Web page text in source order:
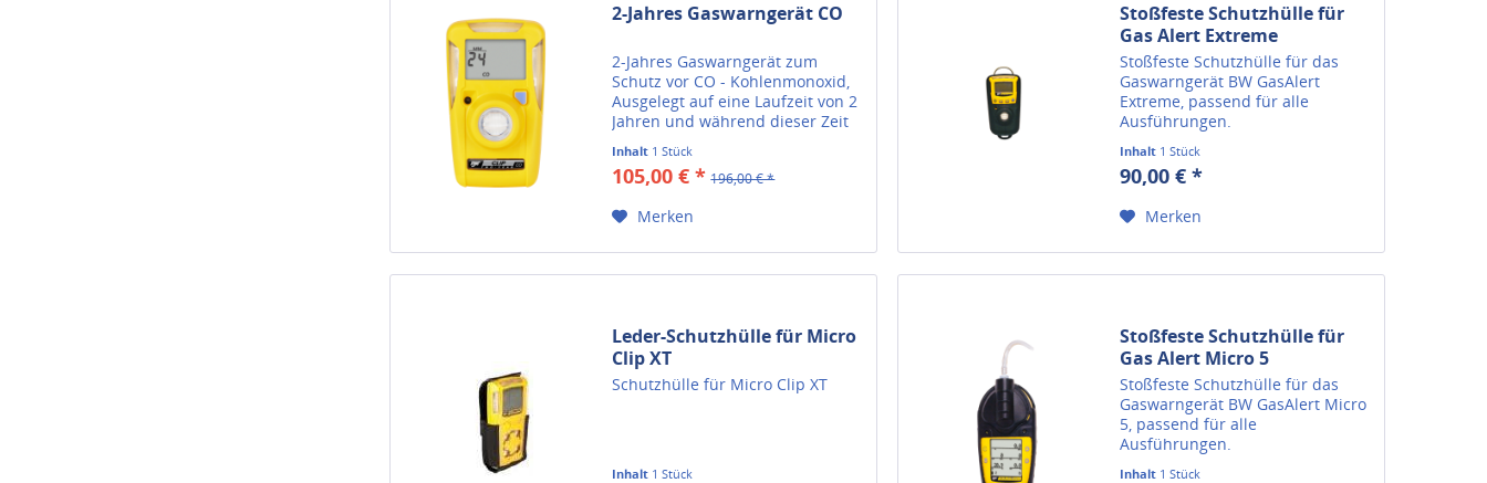
2-Jahres Gaswarngerät CO
2-Jahres Gaswarngerät zum
Schutz vor CO - Kohlenmonoxid,
Ausgelegt auf eine Laufzeit von 2
Jahren und während dieser Zeit
vollkommen wartungsfrei.
Inhalt 1 Stück
105,00 € * 196,00 € *
Merken
Stoßfeste Schutzhülle für
Gas Alert Extreme
Stoßfeste Schutzhülle für das
Gaswarngerät BW GasAlert
Extreme, passend für alle
Ausführungen.
Inhalt 1 Stück
90,00 € *
Merken
Leder-Schutzhülle für Micro
Clip XT
Schutzhülle für Micro Clip XT
Inhalt 1 Stück
Stoßfeste Schutzhülle für
Gas Alert Micro 5
Stoßfeste Schutzhülle für das
Gaswarngerät BW GasAlert Micro
5, passend für alle
Ausführungen.
Inhalt 1 Stück